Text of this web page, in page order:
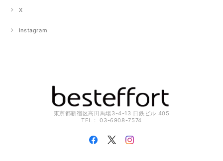
X
Instagram
東京都新宿区高田馬場3-4-13 日鉄ビル 405
TEL： 03-6908-7574